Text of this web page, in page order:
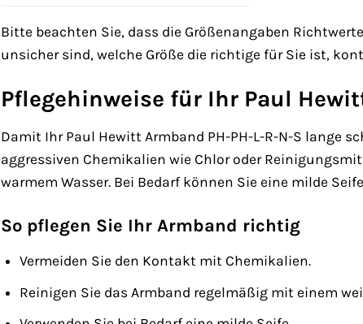
Bitte beachten Sie, dass die Größenangaben
unsicher sind, welche Größe die richtige für Sie ist,
Pflegehinweise für Ihr Paul
Damit Ihr Paul Hewitt Armband PH-PH-L-R-N-S lange
aggressiven Chemikalien wie Chlor oder
warmem Wasser. Bei Bedarf können Sie eine milde
So pflegen Sie Ihr Armband richtig
Vermeiden Sie den Kontakt mit Chemikalien.
Reinigen Sie das Armband regelmäßig mit einem